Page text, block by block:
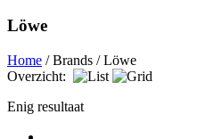
Löwe
Home / Brands / Löwe
Overzicht:
Enig resultaat